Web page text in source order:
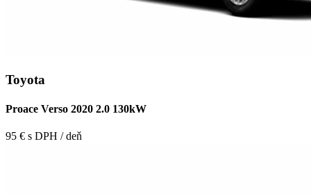
Toyota
Proace Verso 2020 2.0 130kW
95 € s DPH / deň